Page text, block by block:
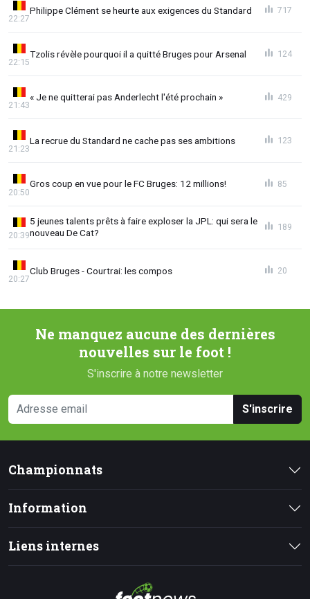
Philippe Clément se heurte aux exigences du Standard
22:27
717
Tzolis révèle pourquoi il a quitté Bruges pour Arsenal
22:15
124
« Je ne quitterai pas Anderlecht l'été prochain »
21:43
429
La recrue du Standard ne cache pas ses ambitions
21:23
123
Gros coup en vue pour le FC Bruges: 12 millions!
20:50
85
5 jeunes talents prêts à faire exploser la JPL: qui sera le
nouveau De Cat?
20:39
189
Club Bruges - Courtrai: les compos
20:27
20
Ne manquez aucune des dernières
nouvelles sur le foot !
S'inscrire à notre newsletter
S'inscrire
Championnats
Information
Liens internes